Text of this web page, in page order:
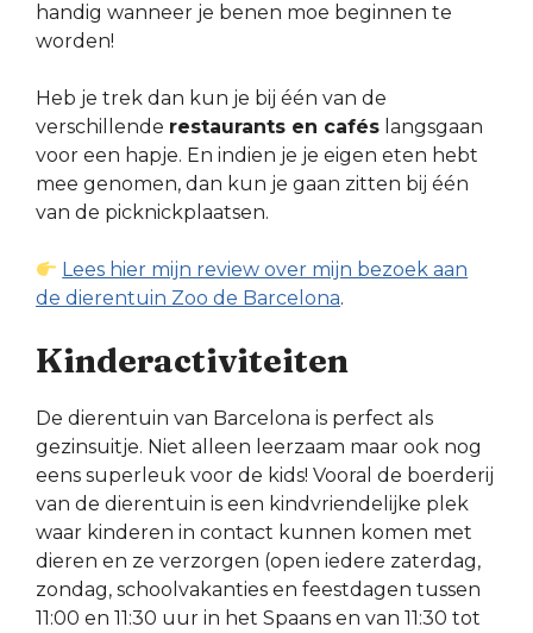
handig wanneer je benen moe beginnen te
worden!
Heb je trek dan kun je bij één van de
verschillende restaurants en cafés langsgaan
voor een hapje. En indien je je eigen eten hebt
mee genomen, dan kun je gaan zitten bij één
van de picknickplaatsen.
Lees hier mijn review over mijn bezoek aan
de dierentuin Zoo de Barcelona.
Kinderactiviteiten
De dierentuin van Barcelona is perfect als
gezinsuitje. Niet alleen leerzaam maar ook nog
eens superleuk voor de kids! Vooral de boerderij
van de dierentuin is een kindvriendelijke plek
waar kinderen in contact kunnen komen met
dieren en ze verzorgen (open iedere zaterdag,
zondag, schoolvakanties en feestdagen tussen
11:00 en 11:30 uur in het Spaans en van 11:30 tot